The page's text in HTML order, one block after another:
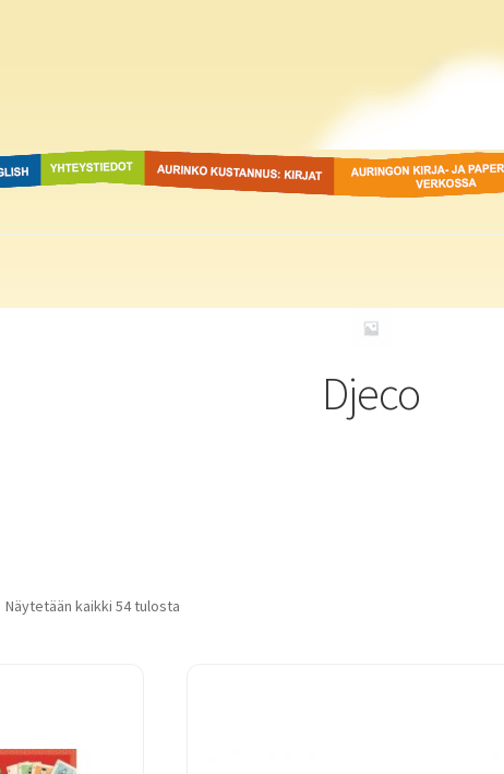
Yhteystiedot Aurinko Kustannus: kirjat Auringon kirja- ja
paperipuodit verkossa
Djeco
Näytetään kaikki 54 tulosta